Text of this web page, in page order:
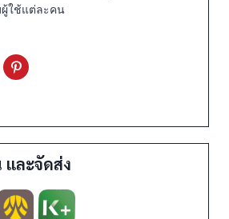
ใช้แต่ละคน
และจัดส่ง